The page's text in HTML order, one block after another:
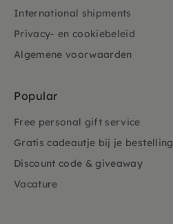
International shipments
Privacy- en cookiebeleid
Algemene voorwaarden
Popular
Free personal gift service
Gratis cadeautje bij je bestelling
Discount code & giveaway
Vacature